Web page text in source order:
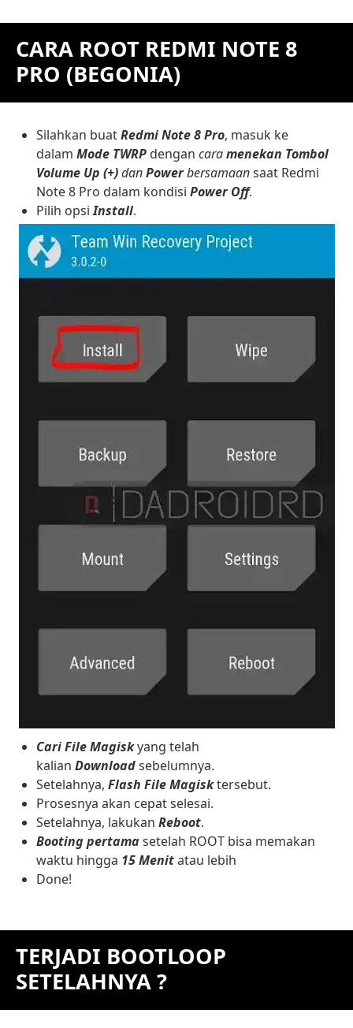
CARA ROOT REDMI NOTE 8
PRO (BEGONIA)
Silahkan buatRedmi Note 8 Pro, masuk ke
dalam Mode TWRP dengan caramenekan Tombol
Volume Up (+)danPowerbersamaansaat Redmi
Note 8 Pro dalam kondisi Power Off.
Pilih opsiInstall.
Cari File Magiskyang telah
kalian Downloadsebelumnya.
Setelahnya, Flash File Magisktersebut.
Prosesnya akan cepat selesai.
Setelahnya, lakukan Reboot.
Booting pertamasetelah ROOT bisa memakan
waktu hingga 15 Menitatau lebih
Done!
TERJADI BOOTLOOP
SETELAHNYA ?